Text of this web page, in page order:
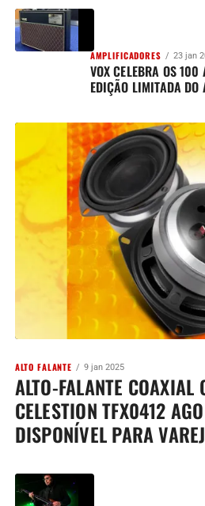
AMPLIFICADORES 23 jan
VOX CELEBRA OS 100
EDIÇÃO LIMITADA
ALTO FALANTE 9 jan 2025
ALTO-FALANTE COAXIAL
CELESTION TFX0412
DISPONÍVEL PARA